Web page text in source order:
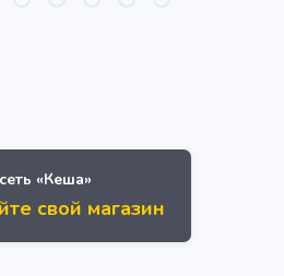
«Кеша»
свой магазин